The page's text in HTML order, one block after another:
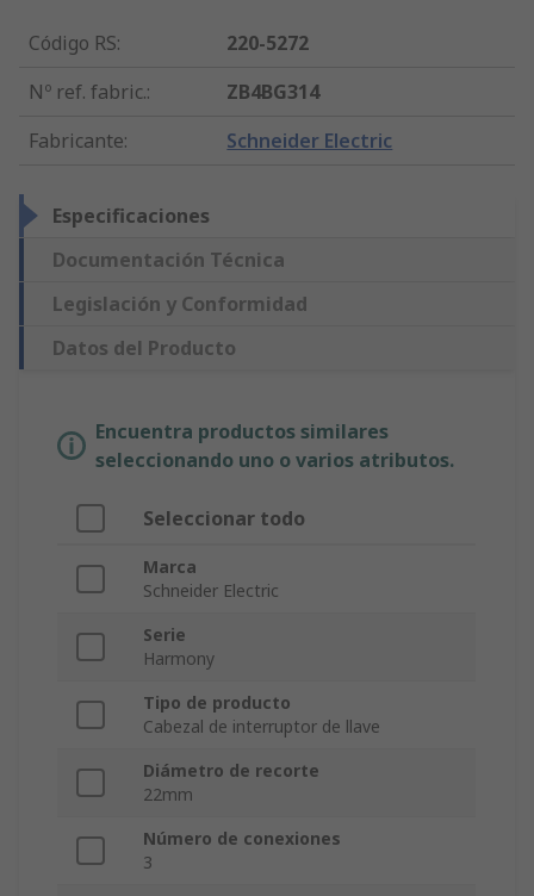
Código RS:
220-5272
Nº ref. fabric.:
ZB4BG314
Fabricante: Schneider Electric
Especificaciones
Documentación Técnica
Legislación y Conformidad
Datos del Producto
Encuentra productos similares
seleccionando uno o varios atributos.
Seleccionar todo
Marca
Schneider Electric
Serie
Harmony
Tipo de producto
Cabezal de interruptor de llave
Diámetro de recorte
22mm
Número de conexiones
3